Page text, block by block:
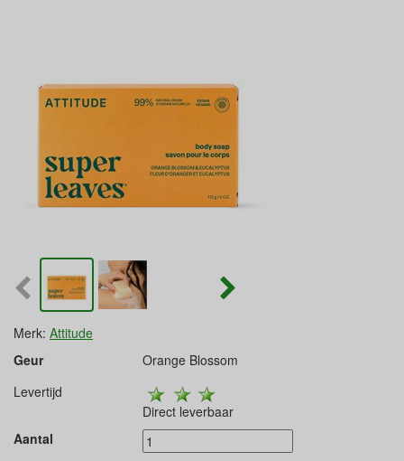
Merk: Attitude
Geur
Orange Blossom
Levertijd
Direct leverbaar
Aantal